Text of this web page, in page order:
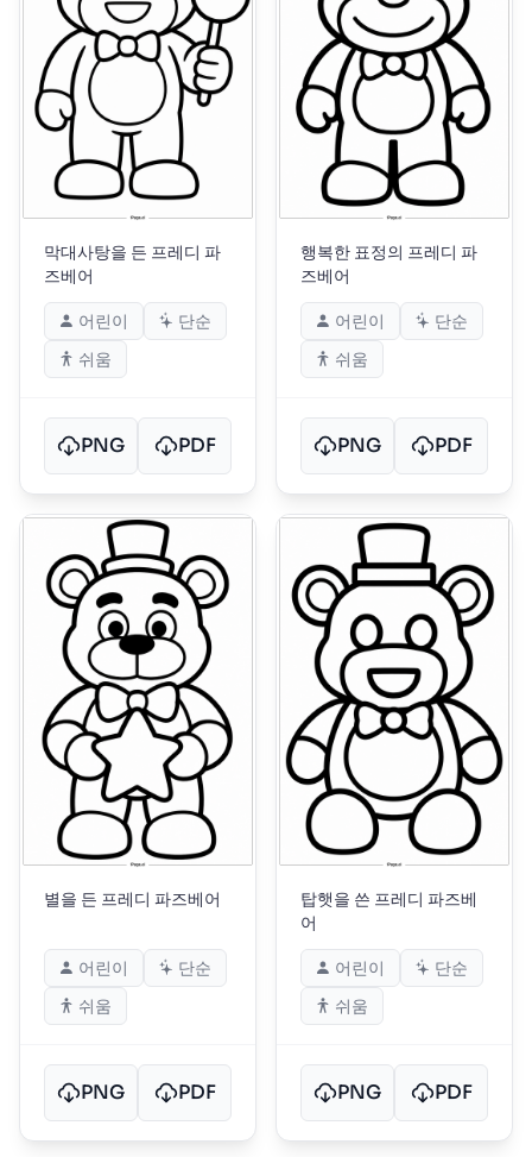
막대사탕을 든 프레디 파
즈베어
어린이
단순
쉬움
PNG PDF
행복한 표정의 프레디 파
즈베어
어린이
단순
쉬움
PNG PDF
별을 든 프레디 파즈베어
어린이
단순
쉬움
PNG PDF
탑햇을 쓴 프레디 파즈베
어
어린이
단순
쉬움
PNG PDF